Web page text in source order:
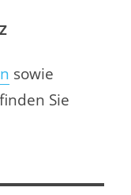
sowie
finden Sie